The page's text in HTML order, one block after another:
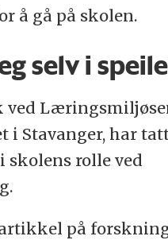
å gå på skolen.
selv i
ved
i Stavanger, har
skolens rolle ved
på